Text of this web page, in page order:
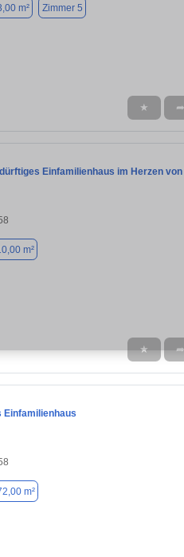
m² Zimmer 5
★ ➦
Einfamilienhaus im Herzen von
m²
★ ➦
Einfamilienhaus
m²